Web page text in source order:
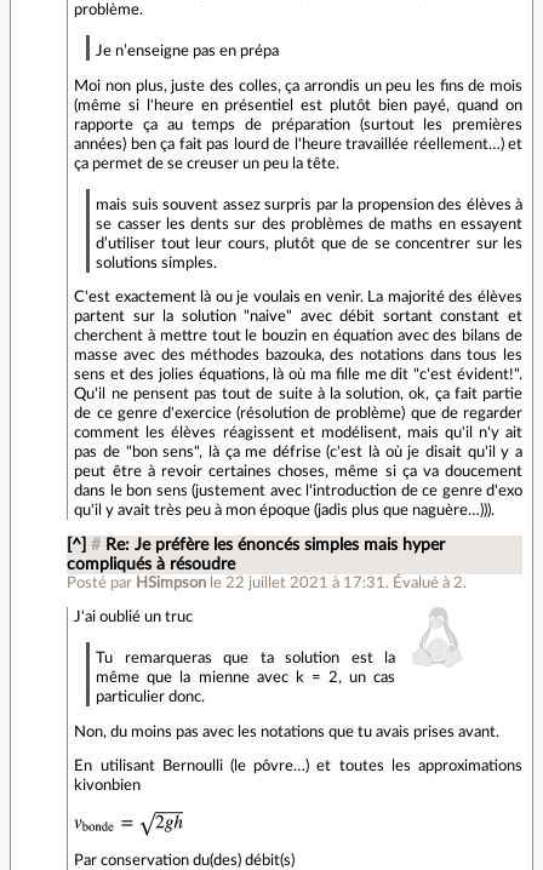
problème.
Je n’enseigne pas en prépa
Moi non plus, juste des colles, ça arrondis un peu les fins de mois
(même si l'heure en présentiel est plutôt bien payé, quand on
rapporte ça au temps de préparation (surtout les premières
années) ben ça fait pas lourd de l'heure travaillée réellement…) et
ça permet de se creuser un peu la tête.
mais suis souvent assez surpris par la propension des élèves à
se casser les dents sur des problèmes de maths en essayent
d’utiliser tout leur cours, plutôt que de se concentrer sur les
solutions simples.
C'est exactement là ou je voulais en venir. La majorité des élèves
partent sur la solution "naive" avec débit sortant constant et
cherchent à mettre tout le bouzin en équation avec des bilans de
masse avec des méthodes bazouka, des notations dans tous les
sens et des jolies équations, là où ma fille me dit "c'est évident!".
Qu'il ne pensent pas tout de suite à la solution, ok, ça fait partie
de ce genre d'exercice (résolution de problème) que de regarder
comment les élèves réagissent et modélisent, mais qu'il n'y ait
pas de "bon sens", là ça me défrise (c'est là où je disait qu'il y a
peut être à revoir certaines choses, même si ça va doucement
dans le bon sens (justement avec l'introduction de ce genre d'exo
qu'il y avait très peu à mon époque (jadis plus que naguère…))).
[^] # Re: Je préfère les énoncés simples mais hyper
compliqués à résoudre
Posté par HSimpson le 22 juillet 2021 à 17:31 . Évalué à 2.
J'ai oublié un truc
Tu remarqueras que ta solution est la
même que la mienne avec k = 2, un cas
particulier donc.
Non, du moins pas avec les notations que tu avais prises avant.
En utilisant Bernoulli (le pôvre…) et toutes les approximations
kivonbien
Par conservation du(des) débit(s)